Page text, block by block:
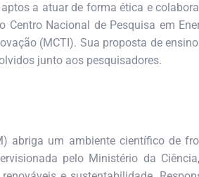
a atuar de forma ética e
Nacional de Pesquisa em
(MCTI). Sua proposta de
junto aos pesquisadores.
abriga um ambiente científico de
pelo Ministério da